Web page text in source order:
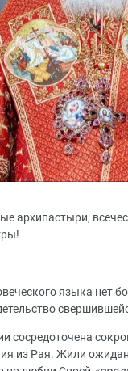
архипастыри,
языка нет
сосредоточена
из Рая. Жили